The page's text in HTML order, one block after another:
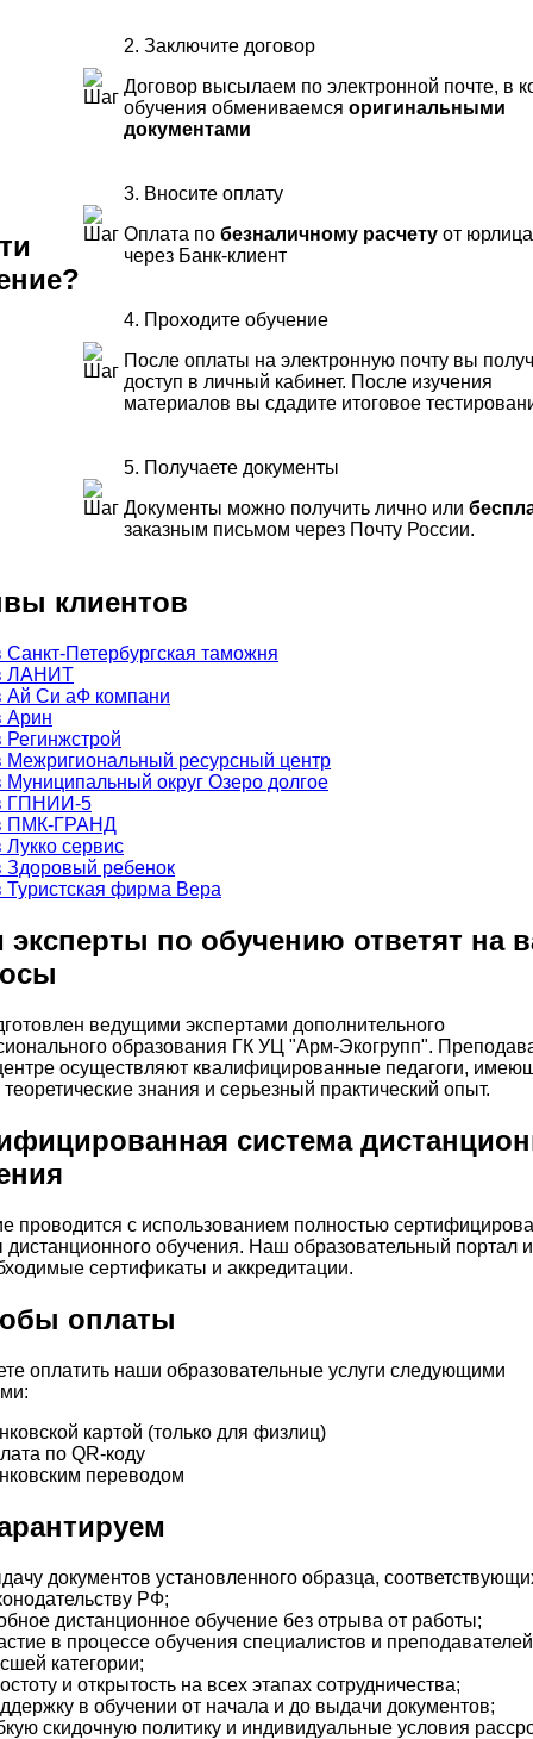
2. Заключите договор
Договор высылаем по электронной почте, в
обучения обмениваемся оригинальными
документами
3. Вносите оплату
Оплата по безналичному расчету от
через Банк-клиент
4. Проходите обучение
После оплаты на электронную почту вы
доступ в личный кабинет. После изучения
материалов вы сдадите итоговое
5. Получаете документы
Документы можно получить лично или
заказным письмом через Почту России.
клиентов
по обучению ответят на
ведущими экспертами дополнительного
образования ГК УЦ "Арм-Экогрупп".
осуществляют квалифицированные педагоги,
знания и серьезный практический опыт.
система
проводится с использованием полностью
дистанционного обучения. Наш образовательный портал
сертификаты и аккредитации.
оплаты
оплатить наши образовательные услуги следующими
картой (только для физлиц)
по QR-коду
переводом
документов установленного образца,
РФ;
дистанционное обучение без отрыва от работы;
в процессе обучения специалистов и преподавателей
категории;
и открытость на всех этапах сотрудничества;
в обучении от начала и до выдачи документов;
скидочную политику и индивидуальные условия